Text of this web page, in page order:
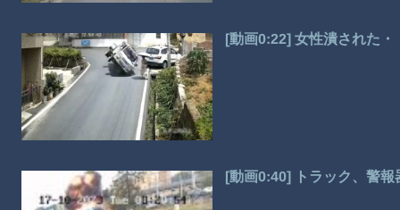
[動画0:22] 女性潰された
[動画0:40] トラック、警